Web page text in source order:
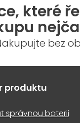
d
a
c
í
p
v
y
p
které
bez
produktu
správnou baterii